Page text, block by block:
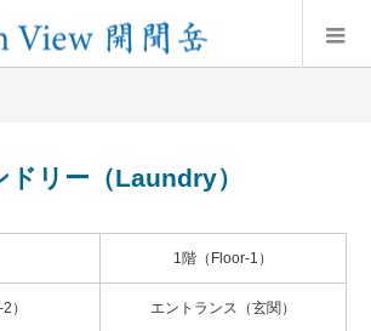
ドリー（Laundry）
1階（Floor-1）
） エントランス（玄関）